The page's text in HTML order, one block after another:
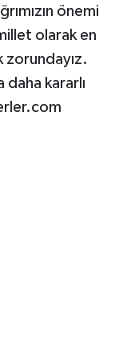
önemi
olarak en
zorundayız.
kararlı